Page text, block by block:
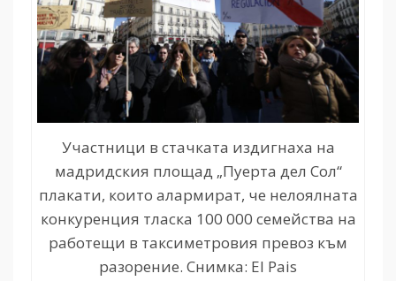
Участници в стачката издигнаха на
мадридския площад „Пуерта дел Сол“
плакати, които алармират, че нелоялната
конкуренция тласка 100 000 семейства на
работещи в таксиметровия превоз към
разорение. Снимка: El Pais